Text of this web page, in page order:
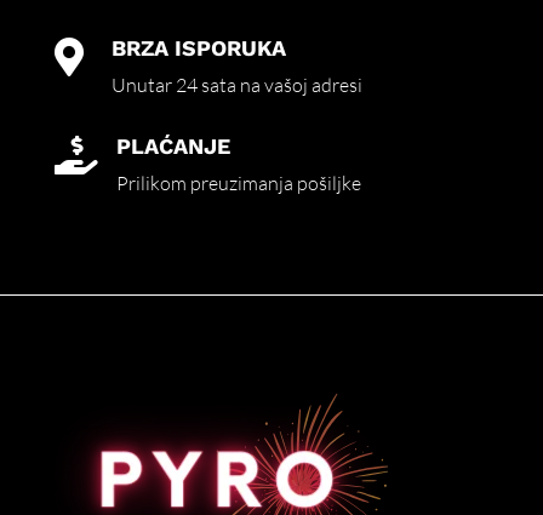
 BRZA ISPORUKA
Unutar 24 sata na vašoj adresi
 PLAĆANJE
Prilikom preuzimanja pošiljke